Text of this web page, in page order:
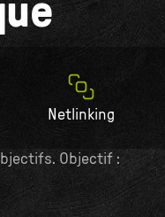
Netlinking
Objectif :